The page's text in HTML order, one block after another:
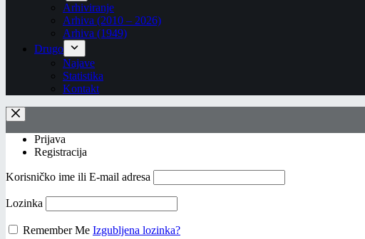
Arhiviranje
Arhiva (2010 – 2026)
Arhiva (1949)
Drugo
Najave
Statistika
Kontakt
Prijava
Registracija
Korisničko ime ili E-mail adresa
Lozinka
Remember Me Izgubljena lozinka?